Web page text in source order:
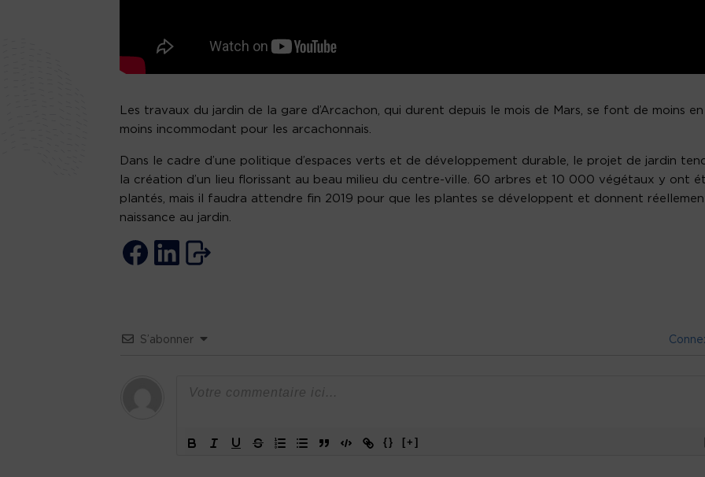
Les travaux du jardin de la gare d’Arcachon, qui durent depuis le mois de Mars, se font de moins en
moins incommodant pour les arcachonnais.
Dans le cadre d’une politique d’espaces verts et de développement durable, le projet de jardin
la création d’un lieu florissant au beau milieu du centre-ville. 60 arbres et 10 000 végétaux y ont
plantés, mais il faudra attendre fin 2019 pour que les plantes se développent et donnent
naissance au jardin.
S’abonner
{} [+]